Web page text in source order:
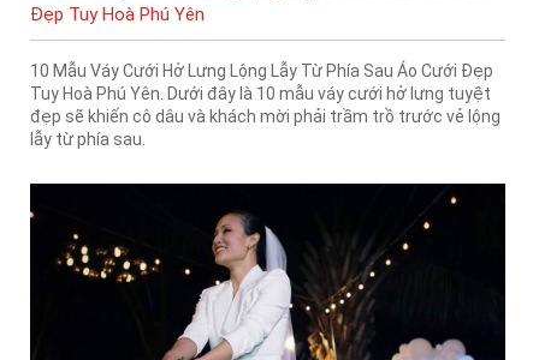
Đẹp Tuy Hoà Phú Yên
10 Mẫu Váy Cưới Hở Lưng Lộng Lẫy Từ Phía Sau Áo Cưới Đẹp
Tuy Hoà Phú Yên. Dưới đây là 10 mẫu váy cưới hở lưng tuyệt
đẹp sẽ khiến cô dâu và khách mời phải trầm trồ trước vẻ lộng
lẫy từ phía sau.